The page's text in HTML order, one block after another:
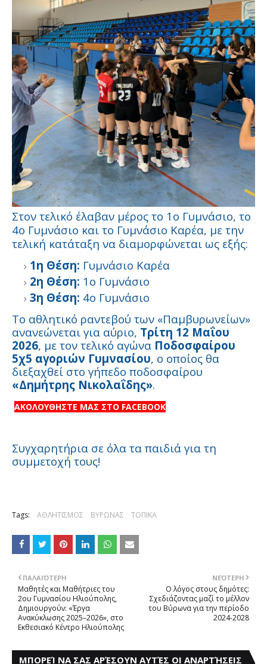
Στον τελικό έλαβαν μέρος το 1ο Γυμνάσιο, το
4ο Γυμνάσιο και το Γυμνάσιο Καρέα, με την
τελική κατάταξη να διαμορφώνεται ως εξής:
1η Θέση: Γυμνάσιο Καρέα
2η Θέση: 1ο Γυμνάσιο
3η Θέση: 4ο Γυμνάσιο
Το αθλητικό ραντεβού των «Παμβυρωνείων»
ανανεώνεται για αύριο, Τρίτη 12 Μαΐου
2026, με τον τελικό αγώνα Ποδοσφαίρου
5χ5 αγοριών Γυμνασίου, ο οποίος θα
διεξαχθεί στο γήπεδο ποδοσφαίρου
«Δημήτρης Νικολαΐδης».
ΑΚΟΛΟΥΘΗΣΤΕ ΜΑΣ ΣΤΟ FACEBOOK
Συγχαρητήρια σε όλα τα παιδιά για τη
συμμετοχή τους!
Tags: ΑΘΛΗΤΙΣΜΟΣ ΒΥΡΩΝΑΣ ΤΟΠΙΚΑ
ΝΕΌΤΕΡΗ
Ο λόγος στους δημότες:
Σχεδιάζοντας μαζί το μέλλον
του Βύρωνα για την περίοδο
2024-2028
ΠΑΛΑΙΌΤΕΡΗ
Μαθητές και Μαθήτριες του
2ου Γυμνασίου Ηλιούπολης,
Δημιουργούν: «Έργα
Ανακύκλωσης 2025–2026», στο
Εκθεσιακό Κέντρο Ηλιούπολης
ΜΠΟΡΕΊ ΝΑ ΣΑΣ ΑΡΈΣΟΥΝ ΑΥΤΈΣ ΟΙ ΑΝΑΡΤΉΣΕΙΣ